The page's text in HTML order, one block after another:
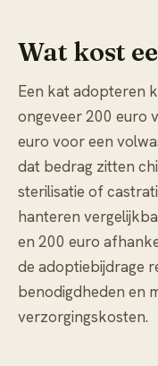
Wat kost
Een kat adopteren
ongeveer 200 euro
euro voor een
dat bedrag zitten
sterilisatie of
hanteren
en 200 euro
de adoptiebijdrage
benodigdheden en
verzorgingskosten.